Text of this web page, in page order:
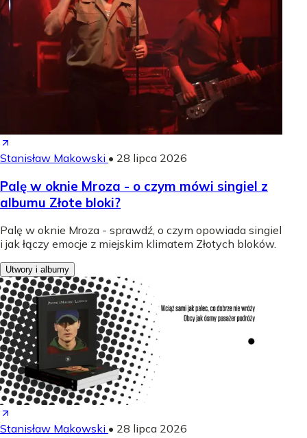
Stanisław Makowski • 28 lipca 2026
Palę w oknie Mroza - o czym mówi singiel z
albumu Złote bloki?
Palę w oknie Mroza - sprawdź, o czym opowiada singiel
i jak łączy emocje z miejskim klimatem Złotych bloków.
Utwory i albumy
Stanisław Makowski • 28 lipca 2026